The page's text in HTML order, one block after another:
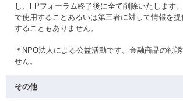
し、FPフォーラム終了後に全て削除いたします
で使用することあるいは第三者に対して情報を
することもありません。
＊NPO法人による公益活動です。金融商品の勧
せん。
その他